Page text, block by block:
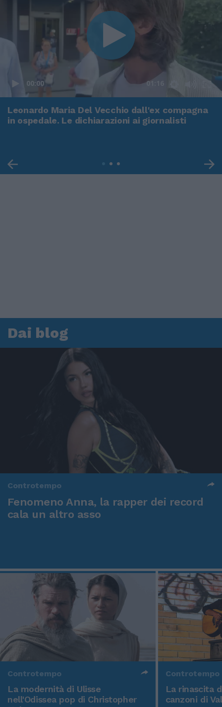
00:00 01:16
Leonardo Maria Del Vecchio dall'ex compagna
in ospedale. Le dichiarazioni ai giornalisti
Dai blog
Controtempo
Fenomeno Anna, la rapper dei record
cala un altro asso
Controtempo
La modernità di Ulisse
nell'Odissea pop di Christopher
Controtempo
La rinascita
canzoni di